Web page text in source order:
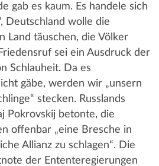
gab es kaum. Es handele sich
Deutschland wolle die
Land täuschen, die Völker
sei ein Ausdruck der
Schlauheit. Da es
gäbe, werden wir „unsern
stecken. Russlands
Pokrovskij betonte, die
offenbar „eine Bresche in
Allianz zu schlagen“. Die
der Ententeregierungen